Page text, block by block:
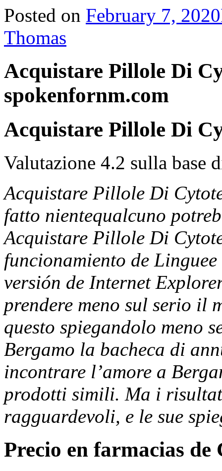
Posted on February 7, 2020
Thomas
Acquistare Pillole Di
spokenfornm.com
Acquistare Pillole Di
Valutazione 4.2 sulla base
Acquistare Pillole Di
fatto nientequalcuno
Acquistare Pillole Di
funcionamiento de
versión de Internet
prendere meno sul serio il
questo spiegandolo meno
Bergamo la bacheca di
incontrare l’amore a
prodotti simili. Ma i
ragguardevoli, e le sue
Precio en farmacias de